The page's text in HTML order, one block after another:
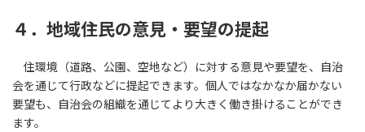
４．地域住民の意見・要望の提起
住環境（道路、公園、空地など）に対する意見や要望を、自治
会を通じて行政などに提起できます。個人ではなかなか届かない
要望も、自治会の組織を通じてより大きく働き掛けることができ
ます。